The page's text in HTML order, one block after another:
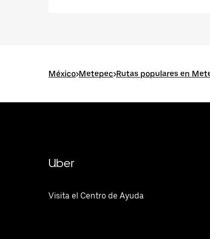
México>Metepec>Rutas populares en
Uber
Visita el Centro de Ayuda